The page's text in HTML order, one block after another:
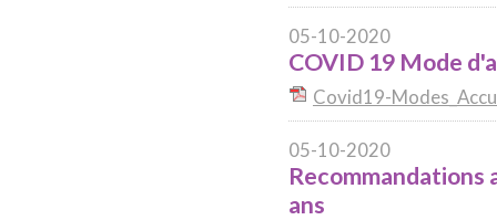
05-10-2020
COVID 19 Mode
Covid19-
05-10-2020
Recommandations
ans